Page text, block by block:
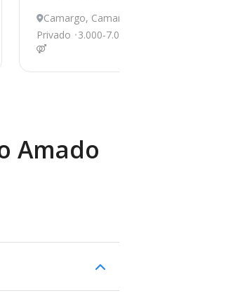
Camargo, Camargo
Privado
3.000-7.000MXN
Amado